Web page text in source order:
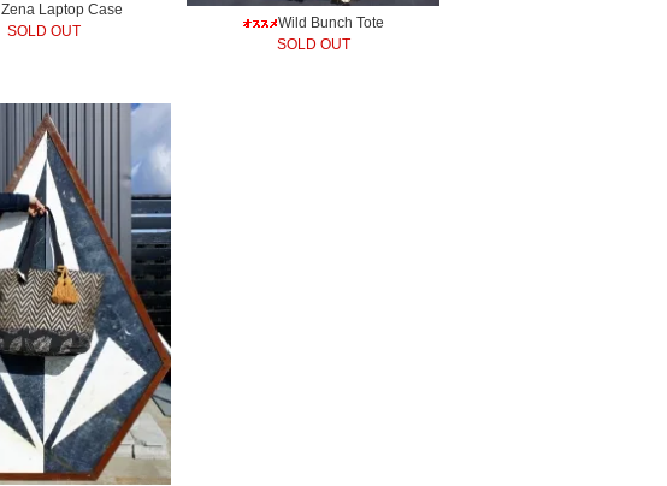
Zena Laptop Case
SOLD OUT
Wild Bunch Tote
SOLD OUT